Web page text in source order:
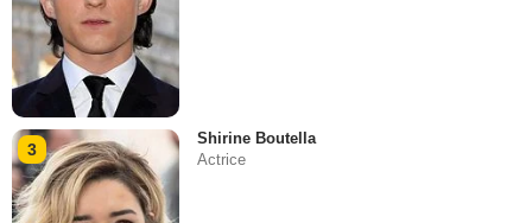
3
Shirine Boutella
Actrice